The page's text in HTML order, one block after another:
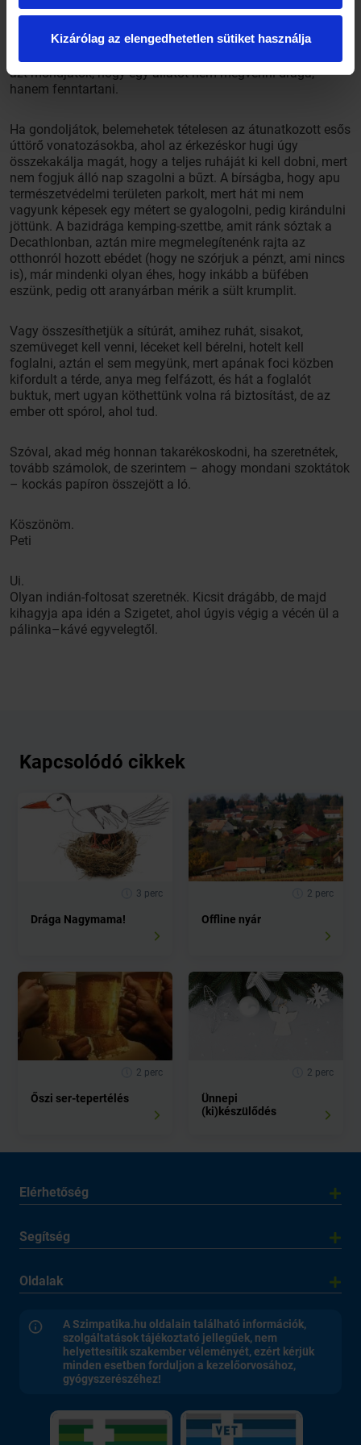
Kizárólag az elengedhetetlen sütiket használja
apu lemehetett a kártyáján mínuszba.
Nos, hát ez 210 000 forint – a ló már meglenne, de mindig
azt mondjátok, hogy egy állatot nem megvenni drága,
hanem fenntartani.
Ha gondoljátok, belemehetek tételesen az átunatkozott esős
úttörő vonatozásokba, ahol az érkezéskor hugi úgy
összekakálja magát, hogy a teljes ruháját ki kell dobni, mert
nem fogjuk álló nap szagolni a bűzt. A bírságba, hogy apu
természetvédelmi területen parkolt, mert hát mi nem
vagyunk képesek egy métert se gyalogolni, pedig kirándulni
jöttünk. A bazidrága kemping-szettbe, amit ránk sóztak a
Decathlonban, aztán mire megmelegítenénk rajta az
otthonról hozott ebédet (hogy ne szórjuk a pénzt, ami nincs
is), már mindenki olyan éhes, hogy inkább a büfében
eszünk, pedig ott aranyárban mérik a sült krumplit.
Vagy összesíthetjük a sítúrát, amihez ruhát, sisakot,
szemüveget kell venni, léceket kell bérelni, hotelt kell
foglalni, aztán el sem megyünk, mert apának foci közben
kifordult a térde, anya meg felfázott, és hát a foglalót
buktuk, mert ugyan köthettünk volna rá biztosítást, de az
ember ott spórol, ahol tud.
Szóval, akad még honnan takarékoskodni, ha szeretnétek,
tovább számolok, de szerintem – ahogy mondani szoktátok
– kockás papíron összejött a ló.
Köszönöm.
Peti
Ui.
Olyan indián-foltosat szeretnék. Kicsit drágább, de majd
kihagyja apa idén a Szigetet, ahol úgyis végig a vécén ül a
pálinka–kávé egyvelegtől.
Kapcsolódó cikkek
3 perc
Drága Nagymama!
2 perc
Offline nyár
2 perc
Őszi ser-tepertélés
2 perc
Ünnepi
(ki)készülődés
Elérhetőség
Segítség
Oldalak
A Szimpatika.hu oldalain található információk,
szolgáltatások tájékoztató jellegűek, nem
helyettesítik szakember véleményét, ezért kérjük
minden esetben forduljon a kezelőorvosához,
gyógyszerészéhez!